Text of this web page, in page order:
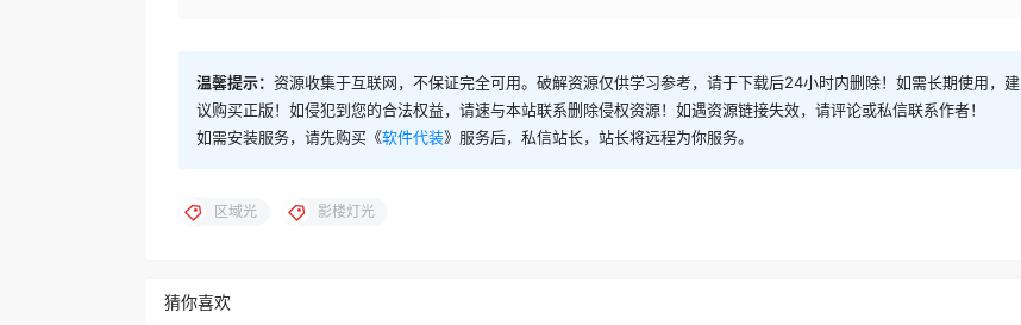
温馨提示： 资源收集于互联网，不保证完全可用。破解资源仅供学习参考，请于下载后24小时内删除！如需长期使用，建
议购买正版！如侵犯到您的合法权益，请速与本站联系删除侵权资源！如遇资源链接失效，请评论或私信联系作者！
如需安装服务，请先购买《软件代装》服务后，私信站长，站长将远程为你服务。
区域光 影楼灯光
猜你喜欢